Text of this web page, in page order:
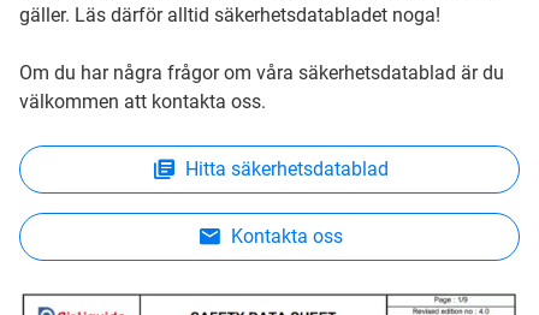
gäller. Läs därför alltid säkerhetsdatabladet noga!
Om du har några frågor om våra säkerhetsdatablad är du
välkommen att kontakta oss.
Hitta säkerhetsdatablad
Kontakta oss